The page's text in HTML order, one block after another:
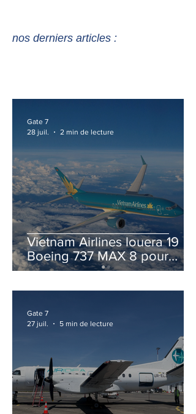
nos derniers articles :
Vietnam Airlines louera 19
Boeing 737 MAX 8 pour
accélérer la modernisation
Gate 7
28 juil.
2 min de lecture
Gate 7
27 juil.
5 min de lecture